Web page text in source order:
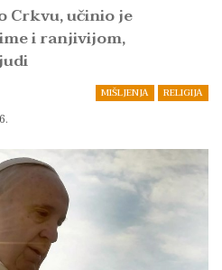
Crkvu, učinio je
i ranjivijom,
MIŠLJENJA RELIGIJA